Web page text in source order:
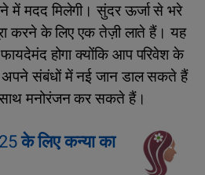
में मदद मिलेगी। सुंदर ऊर्जा से भरे
करने के लिए एक तेज़ी लाते हैं। यह
होगा क्योंकि आप परिवेश के
अपने संबंधों में नई जान डाल सकते हैं
मनोरंजन कर सकते हैं।
के लिए कन्या का